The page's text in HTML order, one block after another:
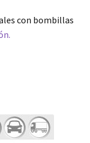
con bombillas